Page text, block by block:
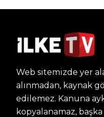
Web sitemizde yer
alınmadan, kaynak
edilemez. Kanuna
kopyalanamaz,